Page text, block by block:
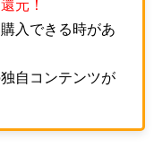
元！
入できる時があ
自コンテンツが